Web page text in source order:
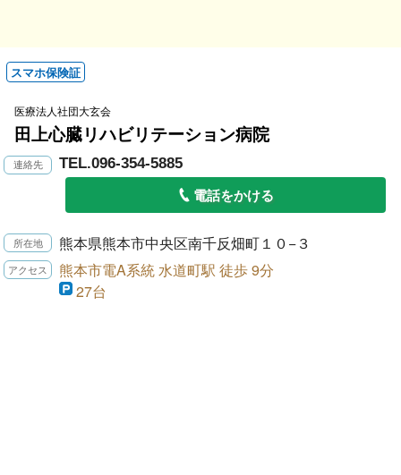
スマホ保険証
医療法人社団大玄会
田上心臓リハビリテーション病院
TEL.096-354-5885
電話をかける
熊本県熊本市中央区南千反畑町１０−３
熊本市電A系統 水道町駅 徒歩 9分
27台